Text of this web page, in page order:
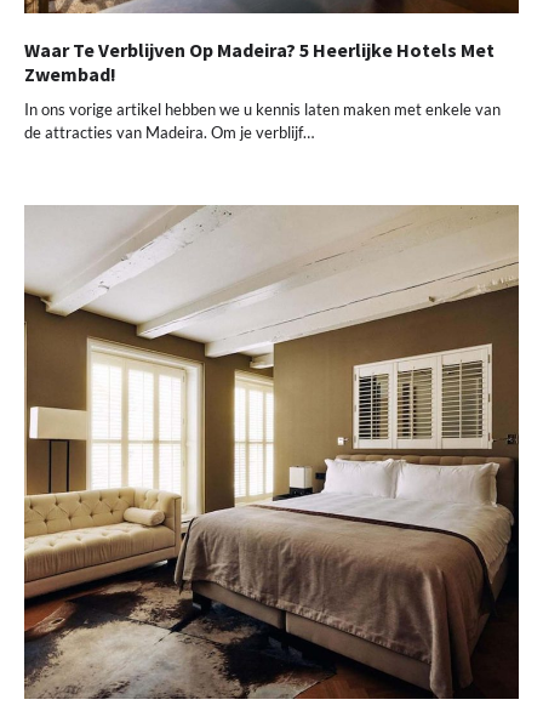
Waar Te Verblijven Op Madeira? 5 Heerlijke Hotels Met
Zwembad!
In ons vorige artikel hebben we u kennis laten maken met enkele van
de attracties van Madeira. Om je verblijf…